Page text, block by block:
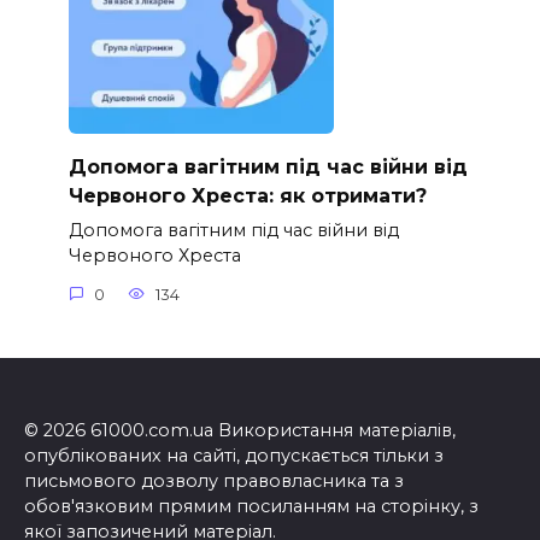
Допомога вагітним під час війни від
Червоного Хреста: як отримати?
Допомога вагітним під час війни від
Червоного Хреста
0 134
© 2026 61000.com.ua Використання матеріалів,
опублікованих на сайті, допускається тільки з
письмового дозволу правовласника та з
обов'язковим прямим посиланням на сторінку, з
якої запозичений матеріал.